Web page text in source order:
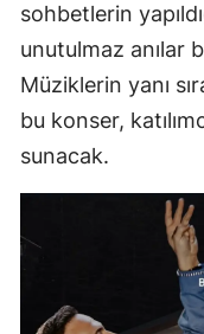
sohbetlerin
unutulmaz anılar
Müziklerin yanı
bu konser,
sunacak.